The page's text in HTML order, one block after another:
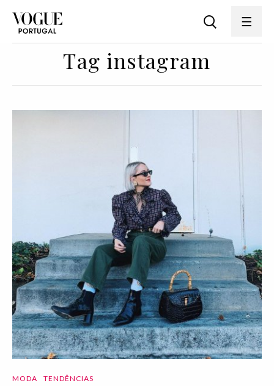
Tag instagram
MODA TENDÊNCIAS